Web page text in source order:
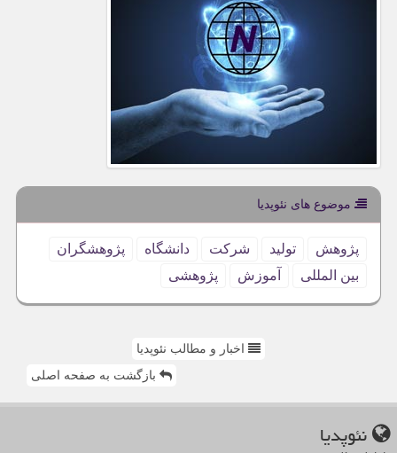
موضوع های نئوپدیا
پژوهش تولید شركت دانشگاه
پژوهشگران
بین المللی
آموزش پژوهشی
اخبار و مطالب نئوپدیا
بازگشت به صفحه اصلی
نئوپدیا